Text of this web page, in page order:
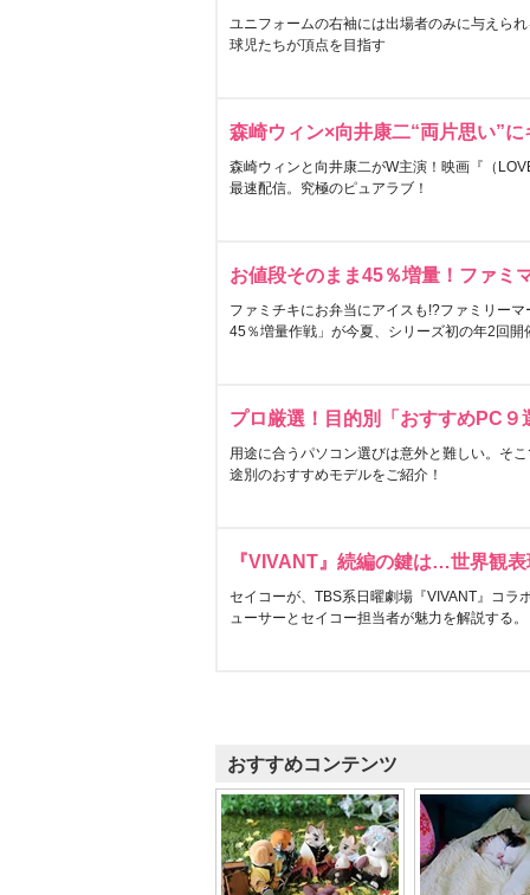
ユニフォームの右袖には出場者のみに与えら
球児たちが頂点を目指す
森崎ウィン×向井康二“両片思い”
森崎ウィンと向井康二がW主演！映画『（
最速配信。究極のピュアラブ！
お値段そのまま45％増量！ファミ
ファミチキにお弁当にアイスも!?ファミリー
45％増量作戦」が今夏、シリーズ初の年2回開
プロ厳選！目的別「おすすめPC９
用途に合うパソコン選びは意外と難しい。そ
途別のおすすめモデルをご紹介！
『VIVANT』続編の鍵は…世界観
セイコーが、TBS系日曜劇場『VIVANT』コラ
ューサーとセイコー担当者が魅力を解説する。
おすすめコンテンツ